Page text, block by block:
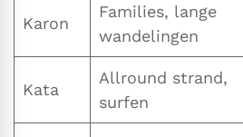
Karon
Families, lange
wandelingen
Kata
Allround strand,
surfen